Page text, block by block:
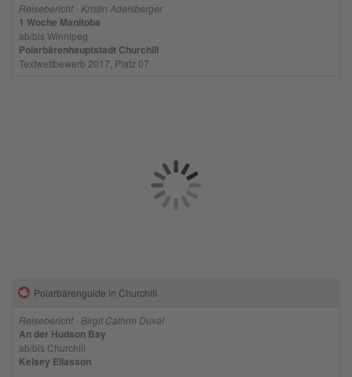
Reisebericht - Kristin Adelsberger
1 Woche Manitoba
ab/bis Winnipeg
Polarbärenhauptstadt Churchill
Textwettbewerb 2017, Platz 07
Polarbärenguide in Churchill
Reisebericht - Birgit Cathrin Duval
An der Hudson Bay
ab/bis Churchill
Kelsey Eliasson